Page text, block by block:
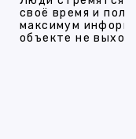
своё время и
максимум
объекте не